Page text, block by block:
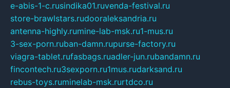
e-abis-1-c.rusindika01.ruvenda-festival.ru
store-brawlstars.rudooraleksandria.ru
antenna-highly.rumine-lab-msk.ru1-mus.ru
3-sex-porn.ruban-damn.rupurse-factory.ru
viagra-tablet.rufasbags.ruadler-jun.rubandamn.ru
fincontech.ru3sexporn.ru1mus.rudarksand.ru
rebus-toys.ruminelab-msk.rurtdco.ru